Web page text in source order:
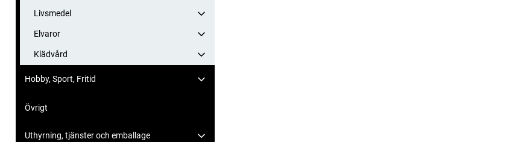
Livsmedel
Elvaror
Klädvård
Hobby, Sport, Fritid
Övrigt
Uthyrning, tjänster och emballage